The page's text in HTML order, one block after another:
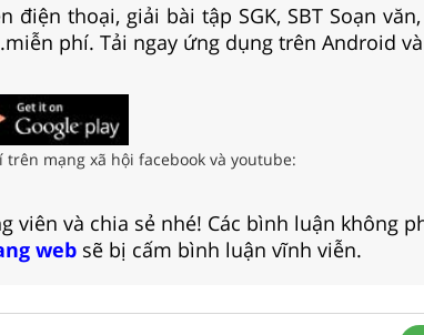
điện thoại, giải bài tập SGK, SBT Soạn
phí. Tải ngay ứng dụng trên Android và
mạng xã hội facebook và youtube:
viên và chia sẻ nhé! Các bình luận không
web sẽ bị cấm bình luận vĩnh viễn.